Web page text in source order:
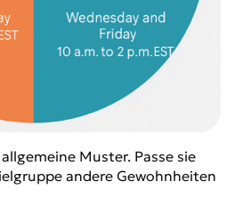
Muster. Passe sie
andere Gewohnheiten